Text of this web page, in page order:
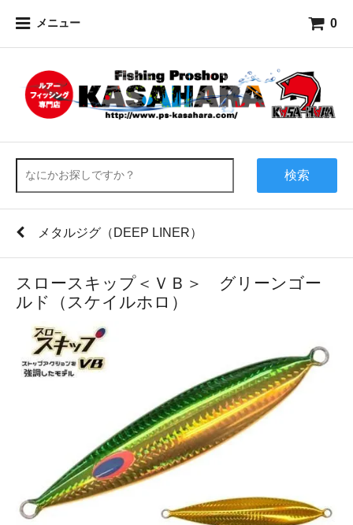
メニュー 0
検索
メタルジグ（DEEP LINER）
スロースキップ＜ＶＢ＞ グリーンゴー
ルド（スケイルホロ）